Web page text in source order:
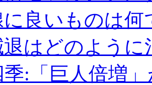
良いものは何
はどのように
:「巨人倍増